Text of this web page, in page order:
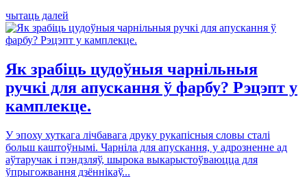
чытаць далей
Як зрабіць цудоўныя чарнільныя
ручкі для апускання ў фарбу? Рэцэпт у
камплекце.
У эпоху хуткага лічбавага друку рукапісныя словы сталі
больш каштоўнымі. Чарніла для апускання, у адрозненне ад
аўтаручак і пэндзляў, шырока выкарыстоўваюцца для
ўпрыгожвання дзённікаў...